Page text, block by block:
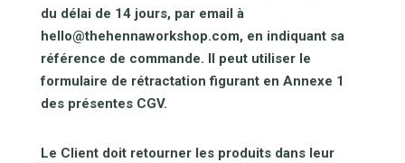
du délai de 14 jours, par email à
hello@thehennaworkshop.com, en indiquant sa
référence de commande. Il peut utiliser le
formulaire de rétractation figurant en Annexe 1
des présentes CGV.
Le Client doit retourner les produits dans leur